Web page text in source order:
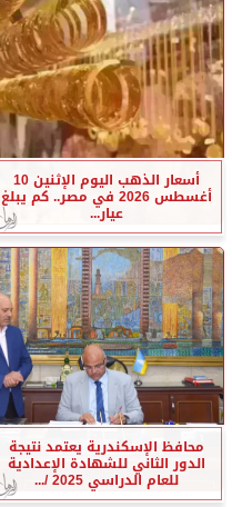
أسعار الذهب اليوم الإثنين 10
أغسطس 2026 في مصر.. كم يبلغ
عيار...
محافظ الإسكندرية يعتمد نتيجة
الدور الثاني للشهادة الإعدادية
للعام الدراسي 2025 /...